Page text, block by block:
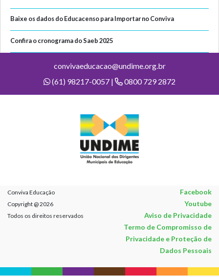
Baixe os dados do Educacenso para Importar no Conviva
Confira o cronograma do Saeb 2025
convivaeducacao@undime.org.br
(61) 98217-0057 |
0800 729 2872
Conviva Educação Facebook
Copyright @ 2026 Youtube
Todos os direitos reservados
Aviso de Privacidade
Termo de Compromisso de
Privacidade e Proteção de
Dados Pessoais